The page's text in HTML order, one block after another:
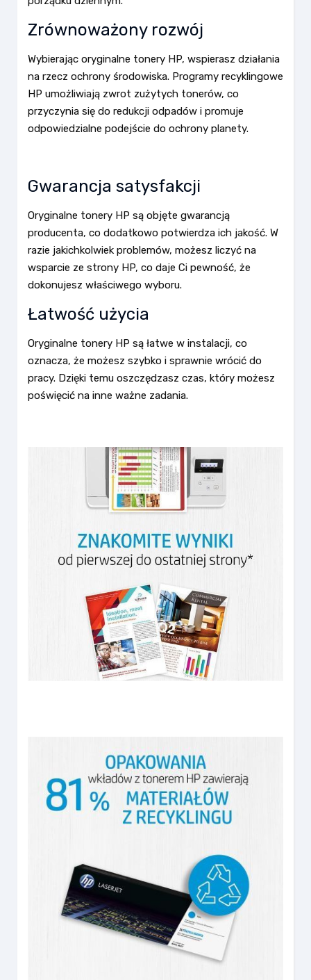
Zrównoważony rozwój
Wybierając oryginalne tonery HP, wspierasz działania
na rzecz ochrony środowiska. Programy recyklingowe
HP umożliwiają zwrot zużytych tonerów, co
przyczynia się do redukcji odpadów i promuje
odpowiedzialne podejście do ochrony planety.
Gwarancja satysfakcji
Oryginalne tonery HP są objęte gwarancją
producenta, co dodatkowo potwierdza ich jakość. W
razie jakichkolwiek problemów, możesz liczyć na
wsparcie ze strony HP, co daje Ci pewność, że
dokonujesz właściwego wyboru.
Łatwość użycia
Oryginalne tonery HP są łatwe w instalacji, co
oznacza, że możesz szybko i sprawnie wrócić do
pracy. Dzięki temu oszczędzasz czas, który możesz
poświęcić na inne ważne zadania.